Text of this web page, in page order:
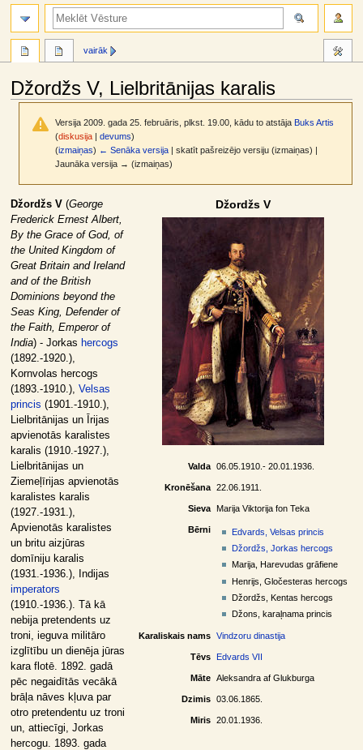
Džordžs V, Lielbritānijas karalis
Versija 2009. gada 25. februāris, plkst. 19.00, kādu to atstājaBuks Artis
(diskusija |devums)
(izmaiņas) ← Senāka versija | skatīt pašreizējo versiju (izmaiņas) |
Jaunāka versija → (izmaiņas)
Jump
to
navigation
Jump
to
search
Džordžs V
Valda 06.05.1910.- 20.01.1936.
Kronēšana 22.06.1911.
Sieva Marija Viktorija fon Teka
Bērni
Edvards, Velsas princis
Džordžs, Jorkas hercogs
Marija, Harevudas grāfiene
Henrijs, Gločesteras hercogs
Džordžs, Kentas hercogs
Džons, karaļnama princis
Karaliskais nams Vindzoru dinastija
Tēvs Edvards VII
Māte Aleksandra af Glukburga
Dzimis 03.06.1865.
Miris 20.01.1936.
Džordžs V(George
Frederick Ernest Albert,
By the Grace of God, of
the United Kingdom of
Great Britain and Ireland
and of the British
Dominions beyond the
Seas King, Defender of
the Faith, Emperor of
India) - Jorkas hercogs
(1892.-1920.),
Kornvolas hercogs
(1893.-1910.), Velsas
princis (1901.-1910.),
Lielbritānijas un Īrijas
apvienotās karalistes
karalis (1910.-1927.),
Lielbritānijas un
Ziemeļīrijas apvienotās
karalistes karalis
(1927.-1931.),
Apvienotās karalistes
un britu aizjūras
domīniju karalis
(1931.-1936.), Indijas
imperators
(1910.-1936.). Tā kā
nebija pretendents uz
troni, ieguva militāro
izglītību un dienēja jūras
kara flotē. 1892. gadā
pēc negaidītās vecākā
brāļa nāves kļuva par
otro pretendentu uz troni
un, attiecīgi, Jorkas
hercogu. 1893. gada
vairāk
meklēt